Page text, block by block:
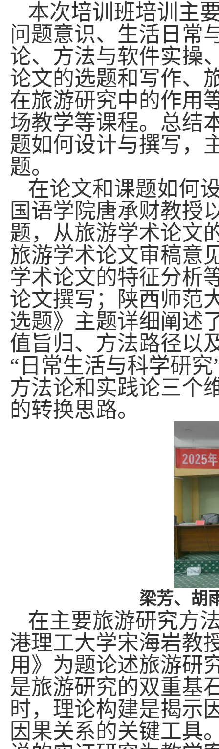
本次培训 班培训 主
问题意识、生活日常
论、方法与软件实操
论文的选题和写作、
在旅游研究中的作用
场教学等课程。 总结
题如何设计与撰写，
题。
在论文和课题如何
国语学院唐承财教授
题，从旅游学术论文
旅游学术论文审稿意
学术论文的特征分析
论文撰写；陕西师范
选题》主题详细阐述
值旨归、方法路径以
“日常生活与科学研
方法论和实践论三个
的转换思路。
梁芳、胡
在主要旅游研究方
港理工大学宋海岩教
用》为题论述旅游研
是旅游研究的双重基
时，理论构建是揭示
因果关系的关键工具